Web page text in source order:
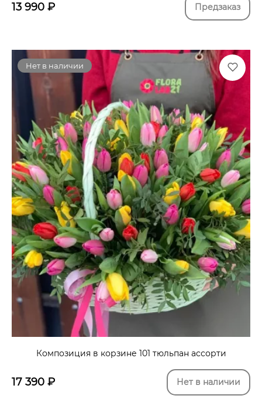
13 990 ₽ Предзаказ
Нет в наличии
Композиция в корзине 101 тюльпан ассорти
17 390 ₽ Нет в наличии